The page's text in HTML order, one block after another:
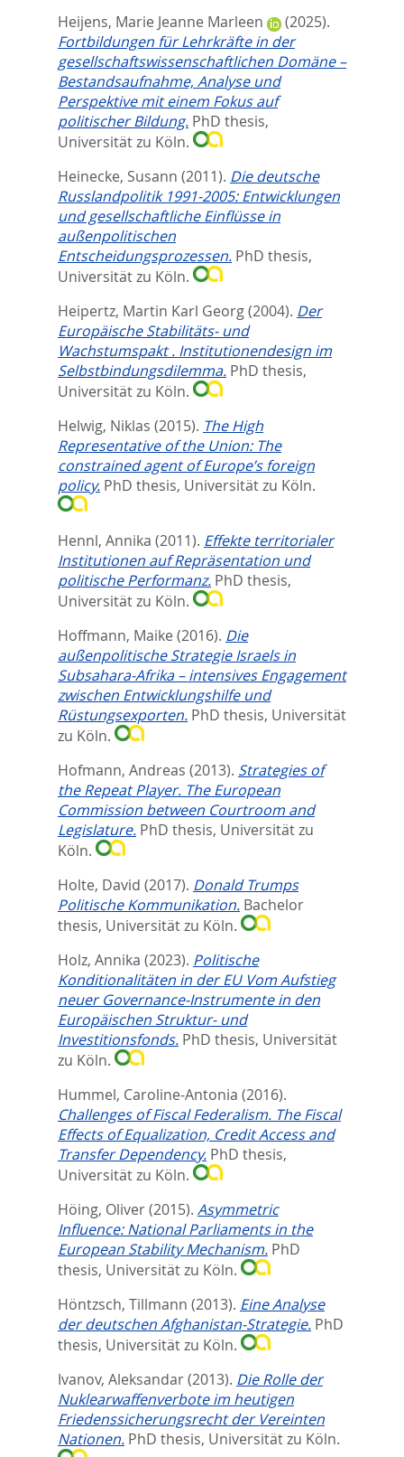
Heijens, Marie Jeanne Marleen
(2025).
Fortbildungen für Lehrkräfte in der
gesellschaftswissenschaftlichen Domäne –
Bestandsaufnahme, Analyse und
Perspektive mit einem Fokus auf
politischer Bildung. PhD thesis,
Universität zu Köln.
Heinecke, Susann (2011). Die deutsche
Russlandpolitik 1991-2005: Entwicklungen
und gesellschaftliche Einflüsse in
außenpolitischen
Entscheidungsprozessen. PhD thesis,
Universität zu Köln.
Heipertz, Martin Karl Georg(2004). Der
Europäische Stabilitäts- und
Wachstumspakt . Institutionendesign im
Selbstbindungsdilemma. PhD thesis,
Universität zu Köln.
Helwig, Niklas (2015). The High
Representative of the Union: The
constrained agent of Europe’s foreign
policy. PhD thesis, Universität zu Köln.
Hennl, Annika (2011). Effekte territorialer
Institutionen auf Repräsentation und
politische Performanz. PhD thesis,
Universität zu Köln.
Hoffmann, Maike (2016). Die
außenpolitische Strategie Israels in
Subsahara-Afrika – intensives Engagement
zwischen Entwicklungshilfe und
Rüstungsexporten. PhD thesis, Universität
zu Köln.
Hofmann, Andreas (2013). Strategies of
the Repeat Player. The European
Commission between Courtroom and
Legislature. PhD thesis, Universität zu
Köln.
Holte, David (2017). Donald Trumps
Politische Kommunikation. Bachelor
thesis, Universität zu Köln.
Holz, Annika (2023). Politische
Konditionalitäten in der EU Vom Aufstieg
neuer Governance-Instrumente in den
Europäischen Struktur- und
Investitionsfonds. PhD thesis, Universität
zu Köln.
Hummel, Caroline-Antonia (2016).
Challenges of Fiscal Federalism. The Fiscal
Effects of Equalization, Credit Access and
Transfer Dependency. PhD thesis,
Universität zu Köln.
Höing, Oliver(2015). Asymmetric
Influence: National Parliaments in the
European Stability Mechanism. PhD
thesis, Universität zu Köln.
Höntzsch, Tillmann (2013). Eine Analyse
der deutschen Afghanistan-Strategie. PhD
thesis, Universität zu Köln.
Ivanov, Aleksandar(2013). Die Rolle der
Nuklearwaffenverbote im heutigen
Friedenssicherungsrecht der Vereinten
Nationen. PhD thesis, Universität zu Köln.